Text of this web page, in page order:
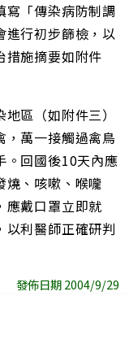
寫「傳染病防制調
進行初步篩檢，以
措施摘要如附件
區（如附件三）
，萬一接觸過禽鳥
。回國後10天內應
燒、咳嗽、喉嚨
應戴口罩立即就
以利醫師正確研判
發佈日期 2004/9/29